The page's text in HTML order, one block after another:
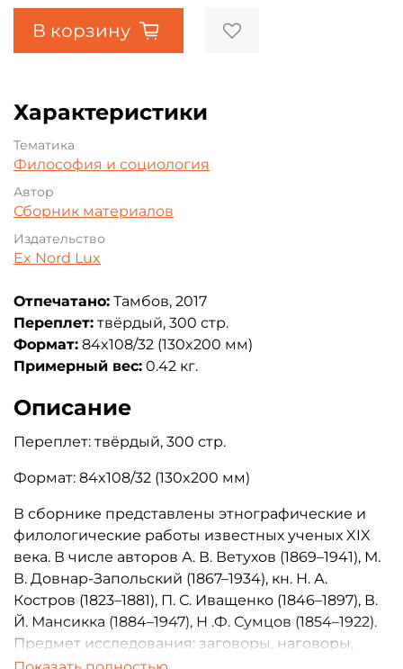
В корзину
Характеристики
Тематика
Философия и социология
Автор
Сборник материалов
Издательство
Ex Nord Lux
Отпечатано: Тамбов, 2017
Переплет: твёрдый, 300 стр.
Формат: 84x108/32 (130x200 мм)
Примерный вес: 0.42 кг.
Описание
Переплет: твёрдый, 300 стр.
Формат: 84x108/32 (130x200 мм)
В сборнике представлены этнографические и
филологические работы известных ученых XIX
века. В числе авторов А. В. Ветухов (1869–1941), М.
В. Довнар-Запольский (1867–1934), кн. Н. А.
Костров (1823–1881), П. С. Иващенко (1846–1897), В.
Й. Мансикка (1884–1947), Н .Ф. Сумцов (1854–1922).
Предмет исследования: заговоры, наговоры,
шептанья и пр. — «темные углы» народной веры